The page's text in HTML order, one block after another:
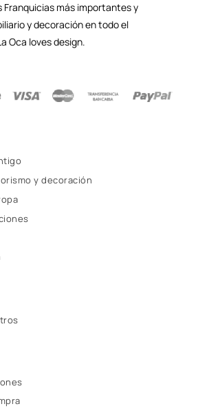
Franquicias más importantes y
y decoración en todo el
Oca loves design.
y decoración